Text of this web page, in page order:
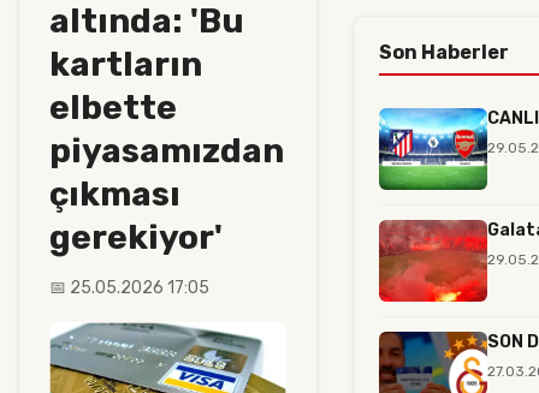
altında: 'Bu
kartların
elbette
piyasamızdan
çıkması
gerekiyor'
📅 25.05.2026 17:05
Son Haberler
SON